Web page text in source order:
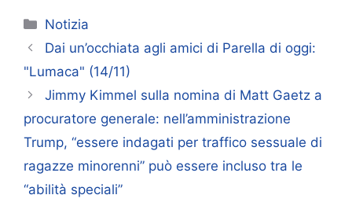
Categorie
Notizia
Dai un’occhiata agli amici di Parella di oggi:
"Lumaca" (14/11)
Jimmy Kimmel sulla nomina di Matt Gaetz a
procuratore generale: nell’amministrazione
Trump, “essere indagati per traffico sessuale di
ragazze minorenni” può essere incluso tra le
“abilità speciali”